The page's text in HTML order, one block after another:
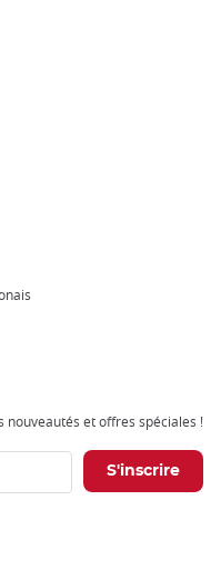
nouveautés et offres spéciales !